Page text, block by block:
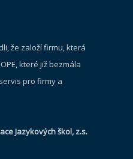
že založí firmu, která
které již bezmála
pro firmy a
Jazykových škol, z.s.